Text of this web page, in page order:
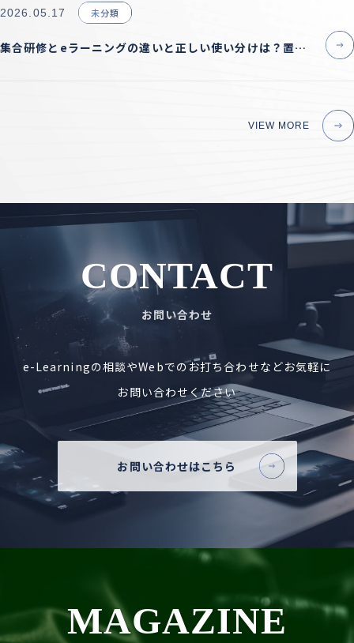
2026.05.17 未分類
集合研修とeラーニングの違いと正しい使い分けは？置き
VIEW MORE
CONTACT
お問い合わせ
e-Learningの相談やWebでのお打ち合わせなどお気軽に
お問い合わせください
お問い合わせはこちら
MAGAZINE